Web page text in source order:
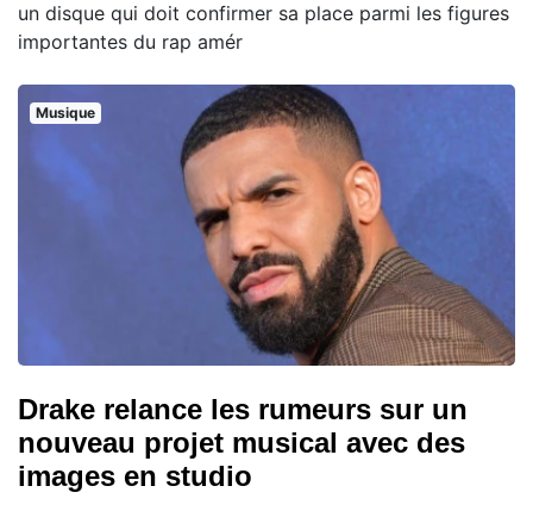
un disque qui doit confirmer sa place parmi les figures
importantes du rap amér
Musique
Drake relance les rumeurs sur un
nouveau projet musical avec des
images en studio